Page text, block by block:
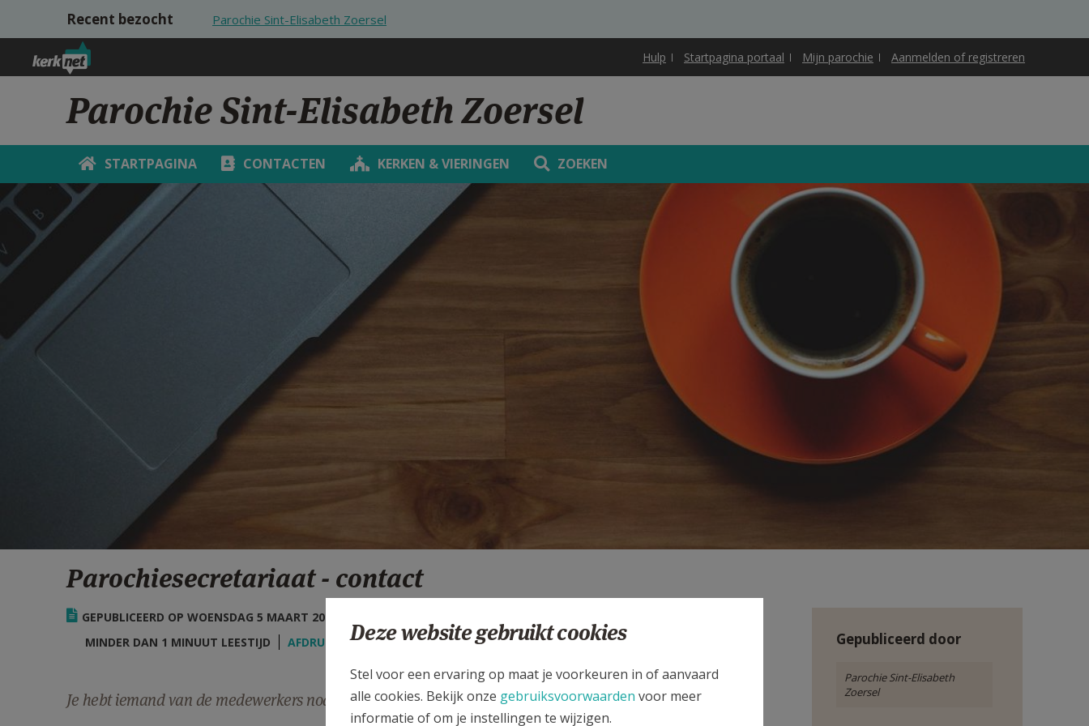
Overslaan en naar de inhoud gaan
Recent bezocht Parochie Sint-Elisabeth Zoersel
Hulp Startpagina portaal Mijn parochie Aanmelden of registreren
Parochie Sint-Elisabeth Zoersel
STARTPAGINA CONTACTEN KERKEN & VIERINGEN ZOEKEN
Parochiesecretariaat - contact
GEPUBLICEERD OP WOENSDAG 5 MAART 2025 - 10:32
MINDER DAN 1 MINUUT LEESTIJD
AFDRUKKEN
Je hebt iemand van de medewerkers nodig. Hiervoor kan je terecht op het parochiesecretariaat.
Gepubliceerd door
Parochie Sint-Elisabeth
Zoersel
Deze website gebruikt cookies
Stel voor een ervaring op maat je voorkeuren in of aanvaard
alle cookies. Bekijk onze gebruiksvoorwaarden voor meer
informatie of om je instellingen te wijzigen.